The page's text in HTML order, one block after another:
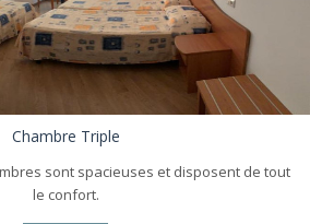
Chambre Triple
sont spacieuses et disposent de tout
le confort.